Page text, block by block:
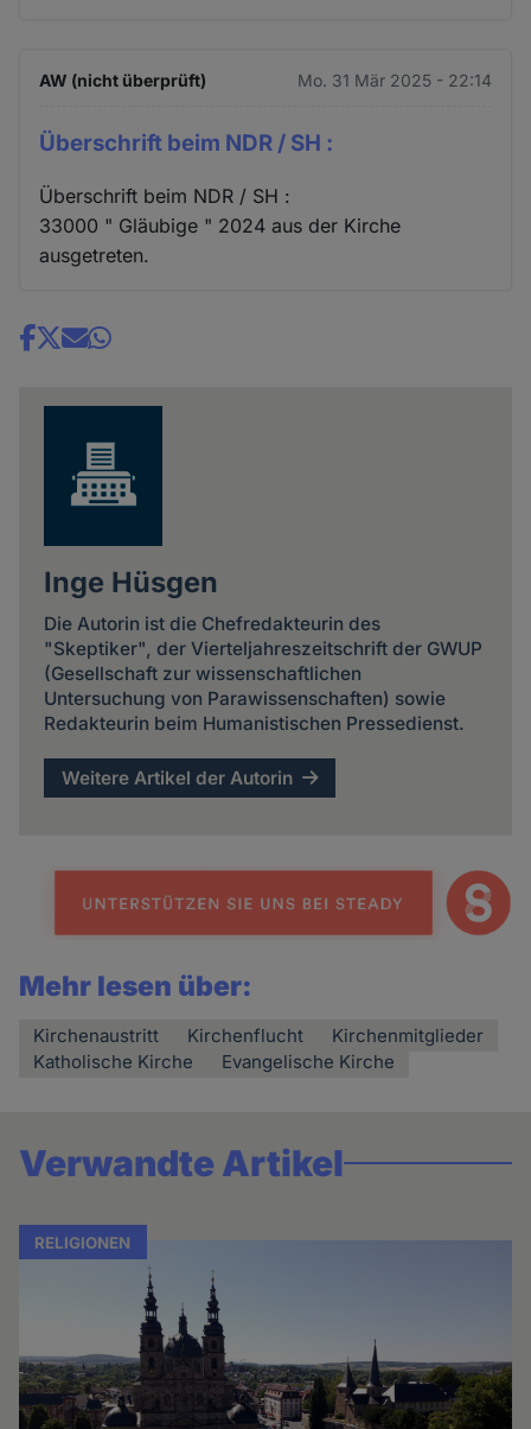
AW (nicht überprüft) Mo. 31 Mär 2025 - 22:14
Überschrift beim NDR / SH :
Überschrift beim NDR / SH :
33000 " Gläubige " 2024 aus der Kirche
ausgetreten.
Share
Inge Hüsgen
Die Autorin ist die Chefredakteurin des
"Skeptiker", der Vierteljahreszeitschrift der GWUP
(Gesellschaft zur wissenschaftlichen
Untersuchung von Parawissenschaften) sowie
Redakteurin beim Humanistischen Pressedienst.
Weitere Artikel der Autorin
Mehr lesen über:
Kirchenaustritt Kirchenflucht
Kirchenmitglieder
Katholische Kirche
Evangelische Kirche
Verwandte Artikel
RELIGIONEN